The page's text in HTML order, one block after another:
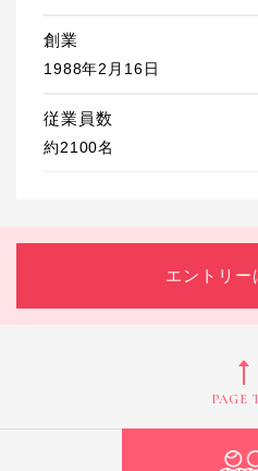
創業
1988年2月16日
従業員数
約2100名
エントリー
PAGE